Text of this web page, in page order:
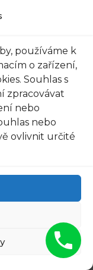
používáme k
o zařízení,
Souhlas s
zpracovávat
nebo
nebo
ovlivnit určité
Okamžitá